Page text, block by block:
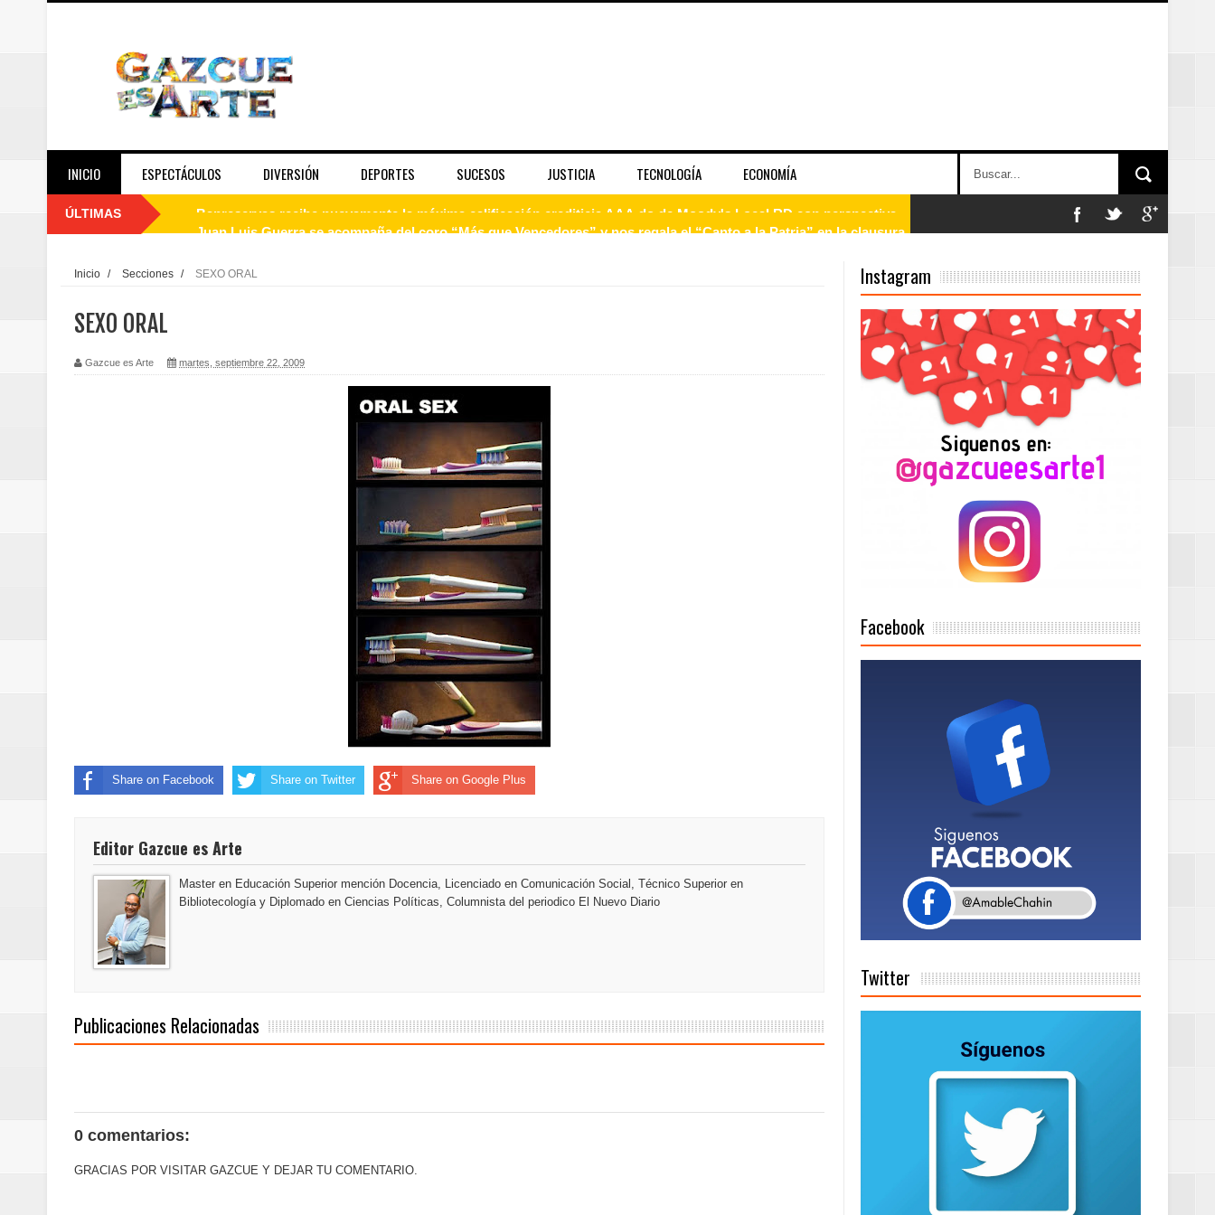
INICIO ESPECTÁCULOS DIVERSIÓN DEPORTES SUCESOS JUSTICIA TECNOLOGÍA ECONOMÍA
ÚLTIMAS Juan Luis Guerra se acompaña del coro “Más que Vencedores” y nos regala el “Canto a la Patria” en la clausura
Pavel Núñez y su Bipolarband deslumbran con una noche de fusiones e invitados de lujo en el Hard Rock Café
Banreservas y Banco Popular abordan retos y oportunidades del sistema financiero nacional
“Los Rechazados 2” llega a los cines impulsada por la franquicia dominicana más taquillera del 2025
Designan a Angelina Biviana Riveiro como vicepresidenta ejecutiva de Fiduciaria Reservas
Humano Seguros inaugura nueva localidad de Oficina Regional Este en La Romana
Banreservas destina RD$5,000 millones para emprendedoras en la segunda edición del Summit Mujer Pymes
Sexappeal celebra 25 años de trayectoria artística con nuevo álbum, renovación de su equipo y conciertos
Maridalia Hernández y El Canario se unen al regreso de Pavel Núñez y su “Bipolarband” a Hard Rock Café Santo
Doctor Leonardo Aguilera afirma que Banreservas seguirá impulsando la seguridad alimentaria tras salida de RD
Banreservas y sus filiales realizan en Santiago el segundo Foro del Ahorro y la Inversión “Reserva tu Capital”
Banreservas inaugura oficina en el Centro de Retención de Vehículos de Pedro Brand
Humano Seguros transforma la emisión de pólizas con Inteligencia Artificial y reduce el proceso de días a
La Orquesta Sinfónica Nacional y el Coro Nacional Dominicano pondrán su sello a la Ceremonia Centenaria bajo
Inicio / Secciones / SEXO ORAL
SEXO ORAL
Gazcue es Arte martes, septiembre 22, 2009
Share on Facebook Share on Twitter Share on Google Plus
Editor Gazcue es Arte
Master en Educación Superior mención Docencia, Licenciado en Comunicación Social, Técnico Superior en
Bibliotecología y Diplomado en Ciencias Políticas, Columnista del periodico El Nuevo Diario
Publicaciones Relacionadas
0 comentarios:
GRACIAS POR VISITAR GAZCUE Y DEJAR TU COMENTARIO.
Instagram
Facebook
Twitter